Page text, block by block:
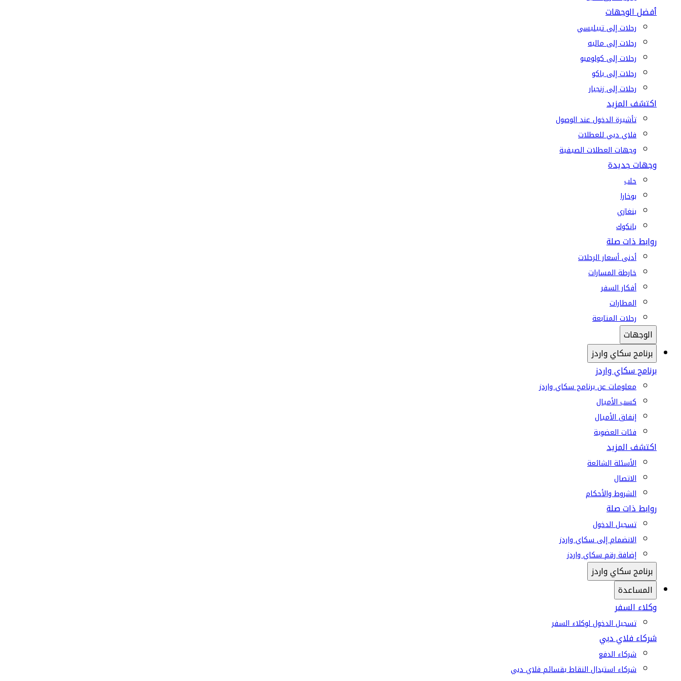
أفضل الوجهات
رحلات إلى تبيليسي
رحلات إلى ماليه
رحلات إلى كولومبو
رحلات إلى باكو
رحلات إلى زنجبار
اكتشف المزيد
تأشيرة الدخول عند الوصول
فلاي دبي للعطلات
وجهات العطلات الصيفية
وجهات جديدة
حلب
بوخارا
بنغازي
بانكوك
روابط ذات صلة
أدنى أسعار الرحلات
خارطة المسارات
أفكار السفر
المطارات
رحلات المتابعة
الوجهات
برنامج سكاي واردز
برنامج سكاي واردز
معلومات عن برنامج سكاي واردز
كسب الأميال
إنفاق الأميال
فئات العضوية
اكتشف المزيد
الأسئلة الشائعة
الاتصال
الشروط والأحكام
روابط ذات صلة
تسجيل الدخول
الانضمام إلى سكاي واردز
إضافة رقم سكاي واردز
برنامج سكاي واردز
المساعدة
وكلاء السفر
تسجيل الدخول لوكلاء السفر
شركاء فلاي دبي
شركاء الدفع
شركاء استبدال النقاط بقسائم فلاي دبي